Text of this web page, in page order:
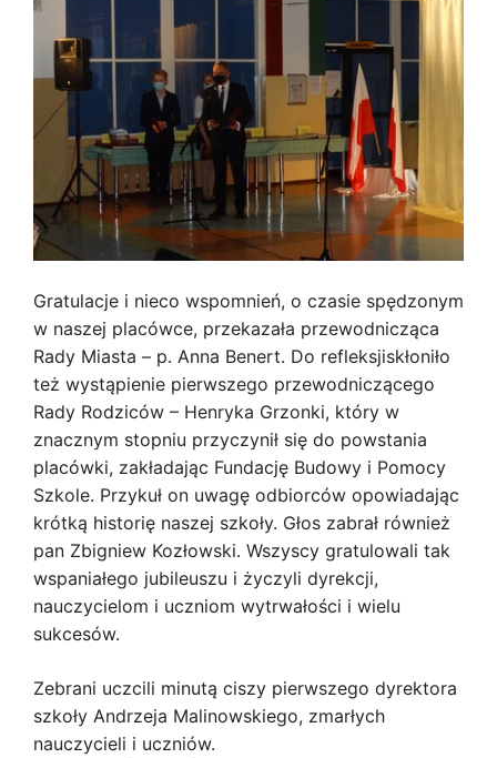
Gratulacje i nieco wspomnień, o czasie spędzonym
w naszej placówce, przekazała przewodnicząca
Rady Miasta – p. Anna Benert. Do refleksjiskłoniło
też wystąpienie pierwszego przewodniczącego
Rady Rodziców – Henryka Grzonki, który w
znacznym stopniu przyczynił się do powstania
placówki, zakładając Fundację Budowy i Pomocy
Szkole. Przykuł on uwagę odbiorców opowiadając
krótką historię naszej szkoły. Głos zabrał również
pan Zbigniew Kozłowski. Wszyscy gratulowali tak
wspaniałego jubileuszu i życzyli dyrekcji,
nauczycielom i uczniom wytrwałości i wielu
sukcesów.
Zebrani uczcili minutą ciszy pierwszego dyrektora
szkoły Andrzeja Malinowskiego, zmarłych
nauczycieli i uczniów.